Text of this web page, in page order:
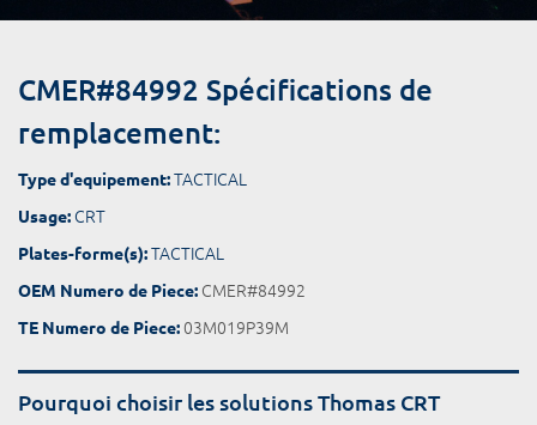
CMER#84992 Spécifications de
remplacement:
Type d'equipement:TACTICAL
Usage: CRT
Plates-forme(s):TACTICAL
OEM Numero de Piece: CMER#84992
TE Numero de Piece:03M019P39M
Pourquoi choisir les solutions Thomas CRT